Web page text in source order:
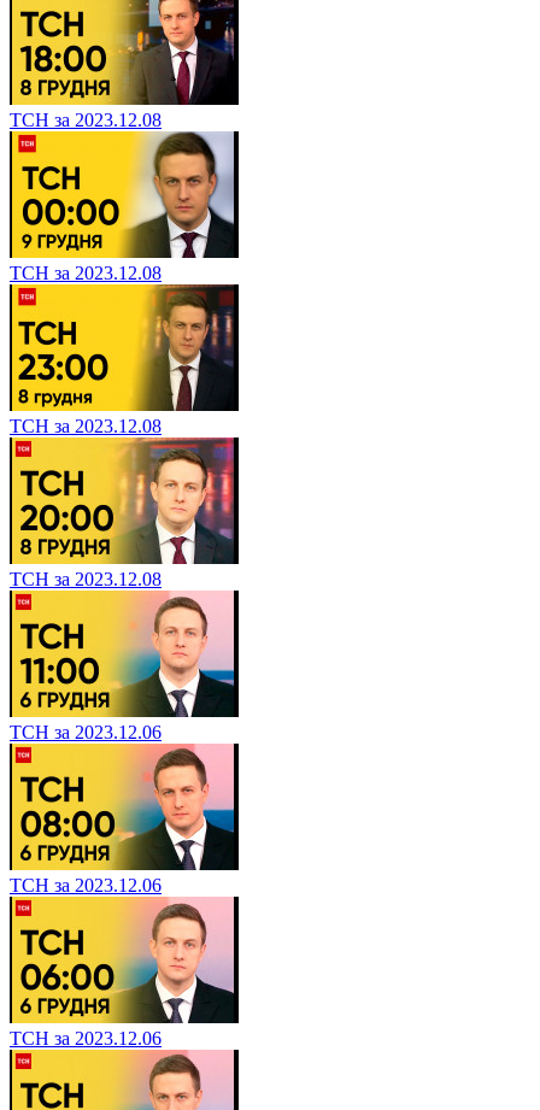
ТСН за 2023.12.08
ТСН за 2023.12.08
ТСН за 2023.12.08
ТСН за 2023.12.08
ТСН за 2023.12.06
ТСН за 2023.12.06
ТСН за 2023.12.06